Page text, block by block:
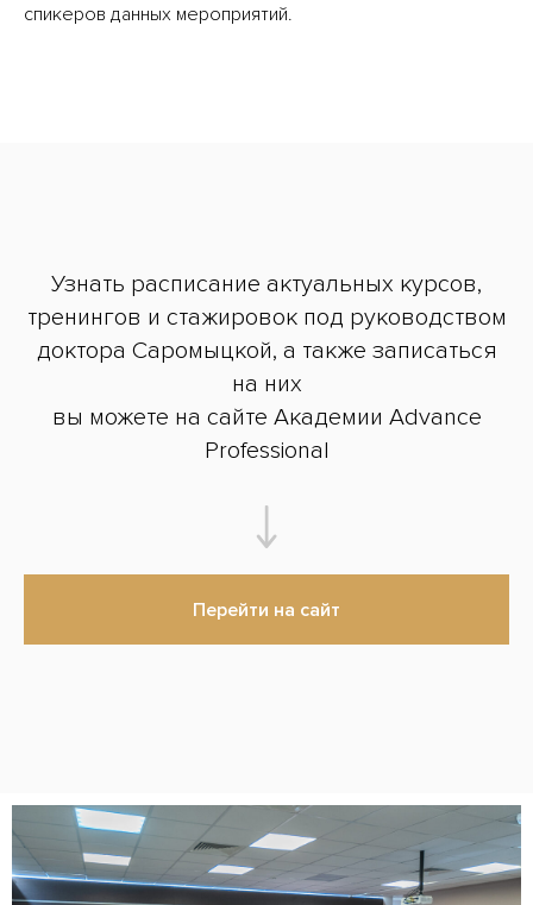
спикеров данных мероприятий.
Узнать расписание актуальных курсов,
тренингов и стажировок под руководством
доктора Саромыцкой, а также записаться
на них
вы можете на сайте Академии Advance
Professional
Перейти на сайт